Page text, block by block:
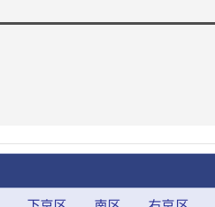
下京区 南区 右京区